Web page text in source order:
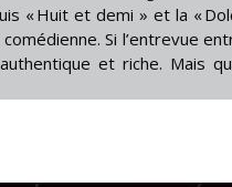
« Huit et demi » et la «
Si l’entrevue
et riche. Mais